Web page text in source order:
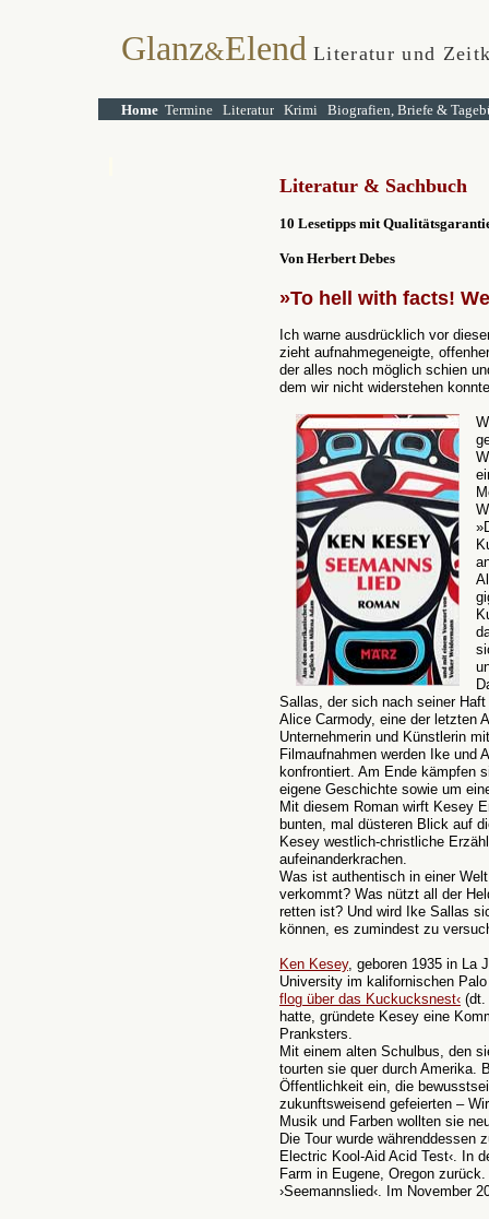
Glanz&Elend Literatur und
Home Termine Literatur Krimi Biografien, Briefe &
Literatur & Sachbuch
10 Lesetipps mit
Von Herbert Debes
»To hell with facts!
Ich warne ausdrücklich vor
zieht aufnahmegeneigte,
der alles noch möglich schien
dem wir nicht widerstehen
Sallas, der sich nach seiner
Alice Carmody, eine der letzten
Unternehmerin und Künstlerin
Filmaufnahmen werden Ike und
konfrontiert. Am Ende kämpfen
eigene Geschichte sowie um
Mit diesem Roman wirft Kesey
bunten, mal düsteren Blick auf
Kesey westlich-christliche
aufeinanderkrachen.
Was ist authentisch in einer
verkommt? Was nützt all der
retten ist? Und wird Ike Sallas
können, es zumindest zu
Ken Kesey, geboren 1935 in La
University im kalifornischen
flog über das Kuckucksnest‹ (dt.
hatte, gründete Kesey eine
Pranksters.
Mit einem alten Schulbus, den
tourten sie quer durch Amerika.
Öffentlichkeit ein, die
zukunftsweisend gefeierten –
Musik und Farben wollten sie
Die Tour wurde währenddessen
Electric Kool-Aid Acid Test‹. In
Farm in Eugene, Oregon
›Seemannslied‹. Im November